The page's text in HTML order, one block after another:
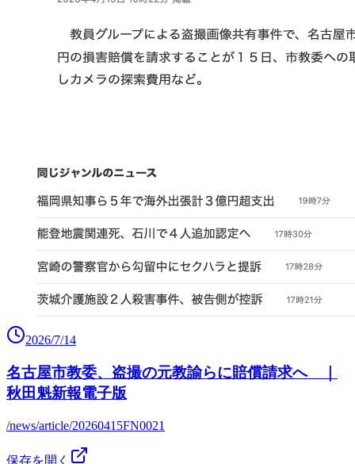
2026/7/14
名古屋市教委、盗撮の元教諭らに賠償請求へ ｜
秋田魁新報電子版
/news/article/20260415FN0021
保存を開く